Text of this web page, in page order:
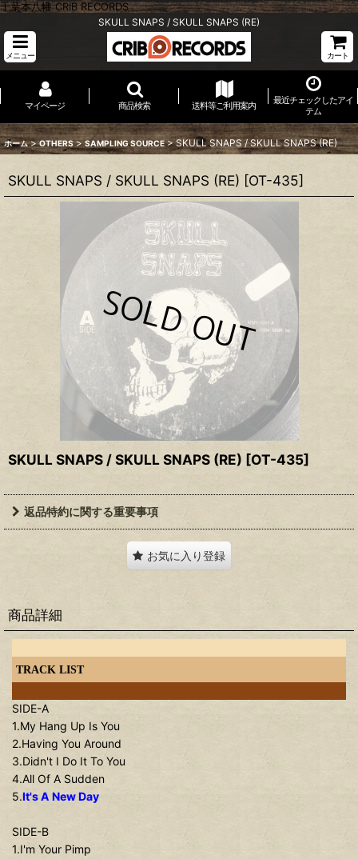
千葉本八幡 CRIB RECORDS
SKULL SNAPS / SKULL SNAPS (RE)
メニュー カート
マイページ 商品検索 送料等ご利用案内
最近チェックしたアイ
テム
ホーム > OTHERS > SAMPLING SOURCE > SKULL SNAPS / SKULL SNAPS (RE)
SKULL SNAPS / SKULL SNAPS (RE) [OT-435]
SKULL SNAPS / SKULL SNAPS (RE) [OT-435]
返品特約に関する重要事項
お気に入り登録
商品詳細
TRACK LIST
SIDE-A
1.My Hang Up Is You
2.Having You Around
3.Didn't I Do It To You
4.All Of A Sudden
5.It's A New Day
SIDE-B
1.I'm Your Pimp